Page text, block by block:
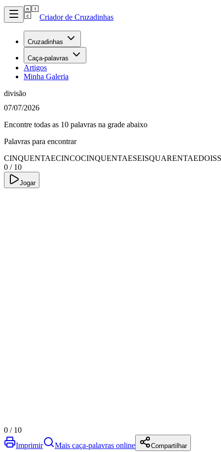
Criador de Cruzadinhas
Cruzadinhas
Caça-palavras
Artigos
Minha Galeria
divisão
07/07/2026
Encontre todas as 10 palavras na grade abaixo
Palavras para encontrar
CINQUENTAECINCOCINQUENTAESEISQUARENTAEDOIS
0 / 10
Jogar
0 / 10
Imprimir
Mais caça-palavras online Compartilhar